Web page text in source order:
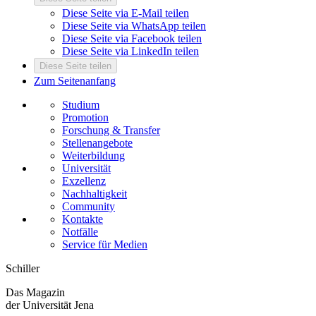
Diese Seite via E-Mail teilen
Diese Seite via WhatsApp teilen
Diese Seite via Facebook teilen
Diese Seite via LinkedIn teilen
Diese Seite teilen
Zum Seitenanfang
Studium
Promotion
Forschung & Transfer
Stellenangebote
Weiterbildung
Universität
Exzellenz
Nachhaltigkeit
Community
Kontakte
Notfälle
Service für Medien
Schiller
Das Magazin
der Universität Jena